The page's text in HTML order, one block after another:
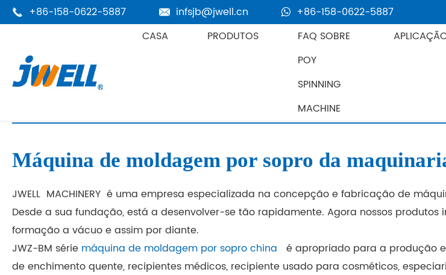
 +86-158-0622-5887  infsjb@jwell.cn +86-158-0622-5887
CASA
PRODUTOS
FAQ SOBRE
POY
SPINNING
MACHINE
Máquina de moldagem por sopro da maquinaria 12L/5 LTR JWELL
Máquina de moldagem por sopro da
JWELL MACHINERY é uma empresa especializada na concepção e fabricação de
Desde a sua fundação, está a desenvolver-se tão rapidamente. Agora nossos
formação a vácuo e assim por diante.
JWZ-BM série máquina de moldagem por sopro china é apropriado para a produção
de enchimento quente, recipientes médicos, recipiente usado para cosméticos,